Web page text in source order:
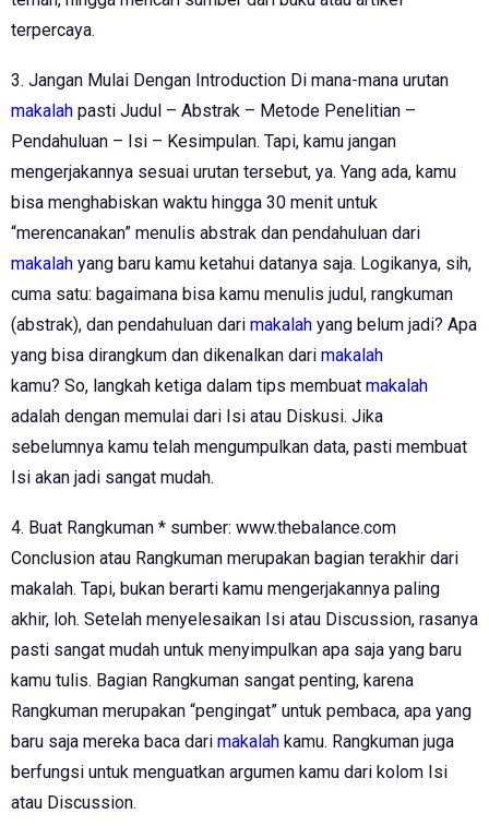
terpercaya.
3. Jangan Mulai Dengan Introduction Di mana-mana urutan
makalah pasti Judul – Abstrak – Metode Penelitian –
Pendahuluan – Isi – Kesimpulan. Tapi, kamu jangan
mengerjakannya sesuai urutan tersebut, ya. Yang ada, kamu
bisa menghabiskan waktu hingga 30 menit untuk
“merencanakan” menulis abstrak dan pendahuluan dari
makalah yang baru kamu ketahui datanya saja. Logikanya, sih,
cuma satu: bagaimana bisa kamu menulis judul, rangkuman
(abstrak), dan pendahuluan dari makalah yang belum jadi? Apa
yang bisa dirangkum dan dikenalkan dari makalah
kamu? So, langkah ketiga dalam tips membuat makalah
adalah dengan memulai dari Isi atau Diskusi. Jika
sebelumnya kamu telah mengumpulkan data, pasti membuat
Isi akan jadi sangat mudah.
4. Buat Rangkuman * sumber: www.thebalance.com
Conclusion atau Rangkuman merupakan bagian terakhir dari
makalah. Tapi, bukan berarti kamu mengerjakannya paling
akhir, loh. Setelah menyelesaikan Isi atau Discussion, rasanya
pasti sangat mudah untuk menyimpulkan apa saja yang baru
kamu tulis. Bagian Rangkuman sangat penting, karena
Rangkuman merupakan “pengingat” untuk pembaca, apa yang
baru saja mereka baca dari makalah kamu. Rangkuman juga
berfungsi untuk menguatkan argumen kamu dari kolom Isi
atau Discussion.